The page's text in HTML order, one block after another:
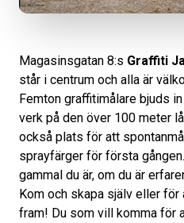
Magasinsgatan 8:s Graffiti
står i centrum och alla är
Femton graffitimålare bjuds
verk på den över 100 meter
också plats för att
sprayfärger för första
gammal du är, om du är
Kom och skapa själv eller för
fram! Du som vill komma för